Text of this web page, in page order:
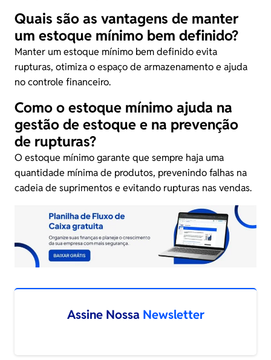
Quais são as vantagens de manter
um estoque mínimo bem definido?
Manter um estoque mínimo bem definido evita
rupturas, otimiza o espaço de armazenamento e ajuda
no controle financeiro.
Como o estoque mínimo ajuda na
gestão de estoque e na prevenção
de rupturas?
O estoque mínimo garante que sempre haja uma
quantidade mínima de produtos, prevenindo falhas na
cadeia de suprimentos e evitando rupturas nas vendas.
Assine Nossa Newsletter